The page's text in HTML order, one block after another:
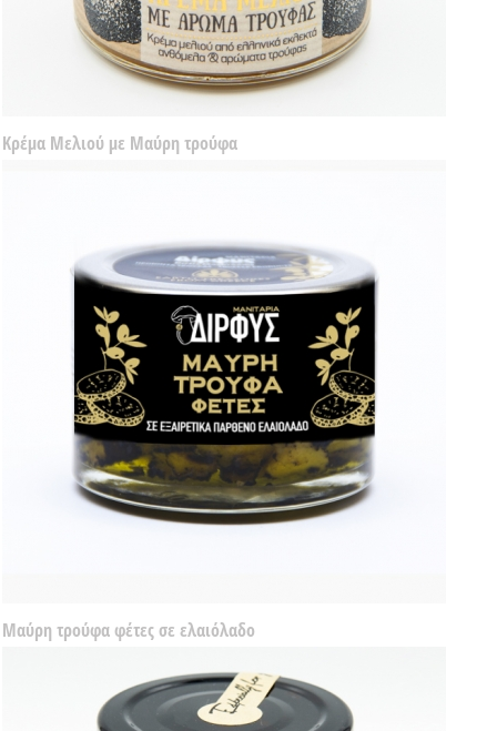
Κρέμα Μελιού με Μαύρη τρούφα
Μαύρη τρούφα φέτες σε ελαιόλαδο